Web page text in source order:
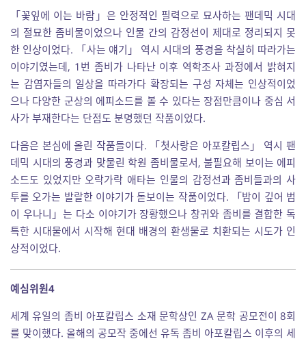
「꽃잎에 이는 바람」은 안정적인 필력으로 묘사하는 팬데믹 시대
의 절묘한 좀비물이었으나 인물 간의 감정선이 제대로 정리되지 못
한 인상이었다. 「사는 얘기」 역시 시대의 풍경을 착실히 따라가는
이야기였는데, 1번 좀비가 나타난 이후 역학조사 과정에서 밝혀지
는 감염자들의 일상을 따라가다 확장되는 구성 자체는 인상적이었
으나 다양한 군상의 에피소드를 볼 수 있다는 장점만큼이나 중심 서
사가 부재한다는 단점도 분명했던 작품이었다.
다음은 본심에 올린 작품들이다. 「첫사랑은 아포칼립스」 역시 팬
데믹 시대의 풍경과 맞물린 학원 좀비물로서, 불필요해 보이는 에피
소드도 있었지만 오락가락 애타는 인물의 감정선과 좀비들과의 사
투를 오가는 발랄한 이야기가 돋보이는 작품이었다. 「밤이 깊어 범
이 우나니」는 다소 이야기가 장황했으나 창귀와 좀비를 결합한 독
특한 시대물에서 시작해 현대 배경의 환생물로 치환되는 시도가 인
상적이었다.
예심위원4
세계 유일의 좀비 아포칼립스 소재 문학상인 ZA 문학 공모전이 8회
를 맞이했다. 올해의 공모작 중에선 유독 좀비 아포칼립스 이후의 세